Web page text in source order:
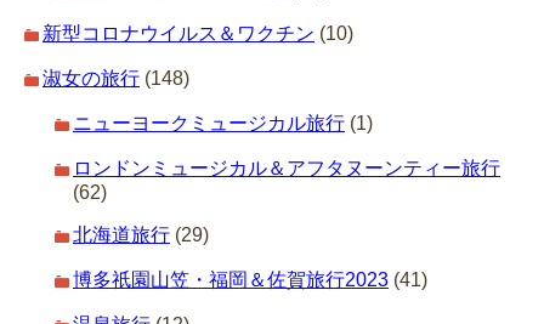
新型コロナウイルス＆ワクチン (10)
淑女の旅行 (148)
ニューヨークミュージカル旅行 (1)
ロンドンミュージカル＆アフタヌーンティー旅行
(62)
北海道旅行 (29)
博多祇園山笠・福岡＆佐賀旅行2023 (41)